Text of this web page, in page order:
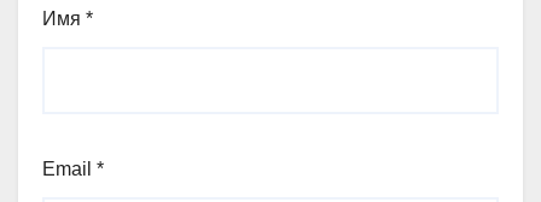
Имя *
Email *